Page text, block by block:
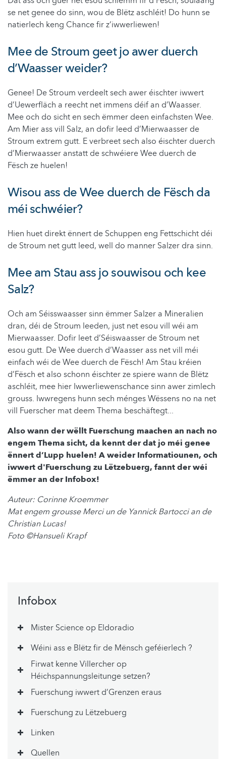
se net genee do sinn, wou de Blëtz aschléit! Do hunn se
natierlech keng Chance fir z‘iwwerliewen!
Mee de Stroum geet jo awer duerch
d’Waasser weider?
Genee! De Stroum verdeelt sech awer éischter iwwert
d’Uewerfläch a reecht net immens déif an d’Waasser.
Mee och do sicht en sech ëmmer deen einfachsten Wee.
Am Mier ass vill Salz, an dofir leed d’Mierwaasser de
Stroum extrem gutt. E verbreet sech also éischter duerch
d’Mierwaasser anstatt de schwéiere Wee duerch de
Fësch ze huelen!
Wisou ass de Wee duerch de Fësch da
méi schwéier?
Hien huet direkt ënnert de Schuppen eng Fettschicht déi
de Stroum net gutt leed, well do manner Salzer dra sinn.
Mee am Stau ass jo souwisou och kee
Salz?
Och am Séisswaasser sinn ëmmer Salzer a Mineralien
dran, déi de Stroum leeden, just net esou vill wéi am
Mierwaasser. Dofir leet d’Séiswaasser de Stroum net
esou gutt. De Wee duerch d’Waasser ass net vill méi
einfach wéi de Wee duerch de Fësch! Am Stau kréien
d’Fësch et also schonn éischter ze spiere wann de Blëtz
aschléit, mee hier Iwwerliewenschance sinn awer zimlech
grouss. Iwwregens hunn sech ménges Wëssens no na net
vill Fuerscher mat deem Thema beschäftegt...
Also wann der wëllt Fuerschung maachen an nach no
engem Thema sicht, da kennt der dat jo méi genee
ënnert d’Lupp huelen! A weider Informatiounen, och
iwwert d'Fuerschung zu Lëtzebuerg, fannt der wéi
ëmmer an der Infobox!
Auteur: Corinne Kroemmer
Mat engem grousse Merci un de Yannick Bartocci an de
Christian Lucas!
Foto ©Hansueli Krapf
Infobox
Mister Science op Eldoradio
Wéini ass e Blëtz fir de Mënsch geféierlech ?
Firwat kenne Villercher op
Héichspannungsleitunge setzen?
Fuerschung iwwert d’Grenzen eraus
Fuerschung zu Lëtzebuerg
Linken
Quellen